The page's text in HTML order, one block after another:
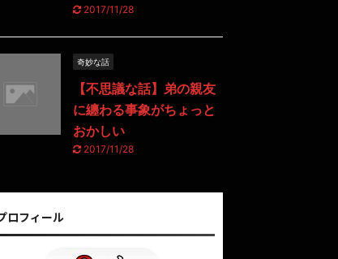
2017/11/28
奇妙な話
【不思議な話】弟の親友
に纏わる事象がちょっと
おかしい
2017/11/28
ロフィール